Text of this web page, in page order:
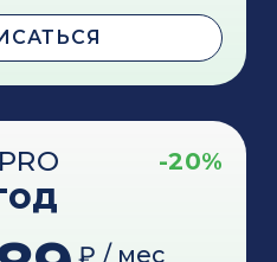
PRO -20%
₽ / мес